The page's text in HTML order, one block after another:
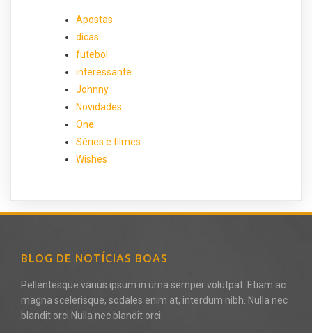
Apostas
dicas
futebol
interessante
Johnny
Novidades
One
Séries e filmes
Wishes
BLOG DE NOTÍCIAS BOAS
Pellentesque varius ipsum in urna semper volutpat. Etiam ac
magna scelerisque, sodales enim at, interdum nibh. Nulla nec
blandit orci Nulla nec blandit orci.